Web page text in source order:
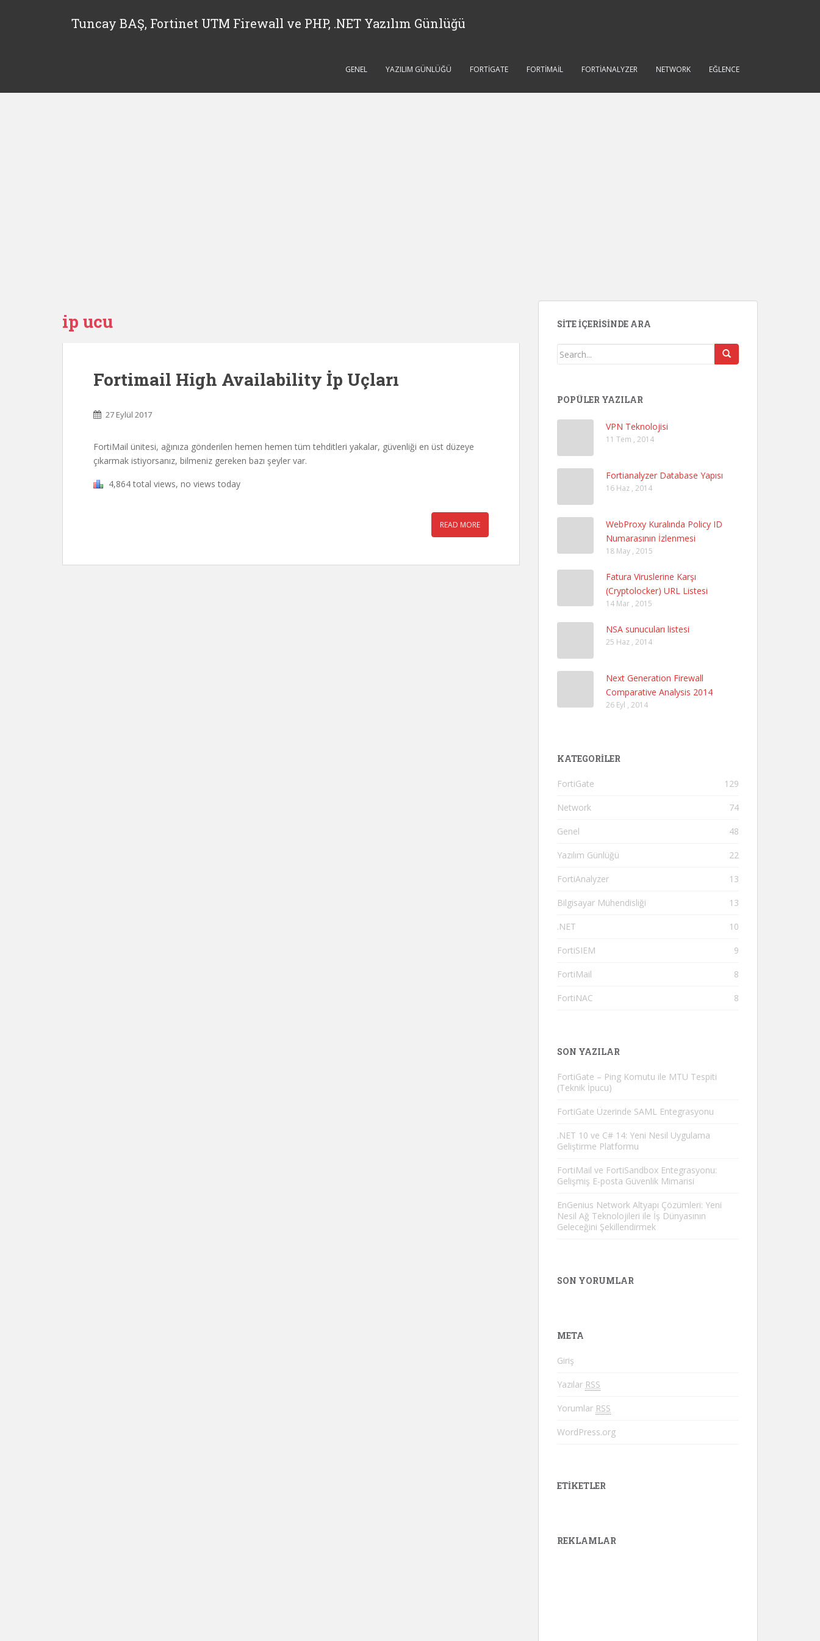
Tuncay BAŞ, Fortinet UTM Firewall ve PHP, .NET Yazılım Günlüğü
GENEL YAZILIM GÜNLÜĞÜ FORTIGATE FORTIMAIL FORTIANALYZER NETWORK EĞLENCE
ip ucu
Fortimail High Availability İp Uçları
27 Eylül 2017
FortiMail ünitesi, ağınıza gönderilen hemen hemen tüm tehditleri yakalar, güvenliği en üst düzeye
çıkarmak istiyorsanız, bilmeniz gereken bazı şeyler var.
4,864 total views, no views today
READ MORE
SITE İÇERISINDE ARA
POPÜLER YAZILAR
VPN Teknolojisi
11 Tem , 2014
Fortianalyzer Database Yapısı
16 Haz , 2014
WebProxy Kuralında Policy ID
Numarasının İzlenmesi
18 May , 2015
Fatura Viruslerine Karşı
(Cryptolocker) URL Listesi
14 Mar , 2015
NSA sunucuları listesi
25 Haz , 2014
Next Generation Firewall
Comparative Analysis 2014
26 Eyl , 2014
KATEGORILER
FortiGate 129
Network 74
Genel 48
Yazılım Günlüğü 22
FortiAnalyzer 13
Bilgisayar Mühendisliği 13
.NET 10
FortiSIEM 9
FortiMail 8
FortiNAC 8
SON YAZILAR
FortiGate – Ping Komutu ile MTU Tespiti
(Teknik İpucu)
FortiGate Üzerinde SAML Entegrasyonu
.NET 10 ve C# 14: Yeni Nesil Uygulama
Geliştirme Platformu
FortiMail ve FortiSandbox Entegrasyonu:
Gelişmiş E-posta Güvenlik Mimarisi
EnGenius Network Altyapı Çözümleri: Yeni
Nesil Ağ Teknolojileri ile İş Dünyasının
Geleceğini Şekillendirmek
SON YORUMLAR
META
Giriş
Yazılar RSS
Yorumlar RSS
WordPress.org
ETIKETLER
REKLAMLAR